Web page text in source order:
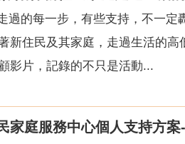
過的每一步，有些支持，不一
新住民及其家庭，走過生活的
影片，記錄的不只是活動...
家庭服務中心個人支持方